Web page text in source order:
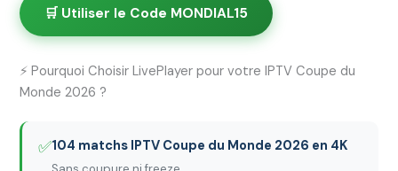
🛒 Utiliser le Code MONDIAL15
⚡ Pourquoi Choisir LivePlayer pour votre IPTV Coupe du
Monde 2026 ?
✅104 matchs IPTV Coupe du Monde 2026 en 4K